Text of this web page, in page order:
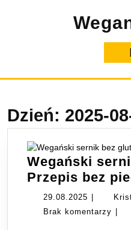
Dzień: 2025-
Wegański
Przepis bez
29.08.2025
Brak komentarzy